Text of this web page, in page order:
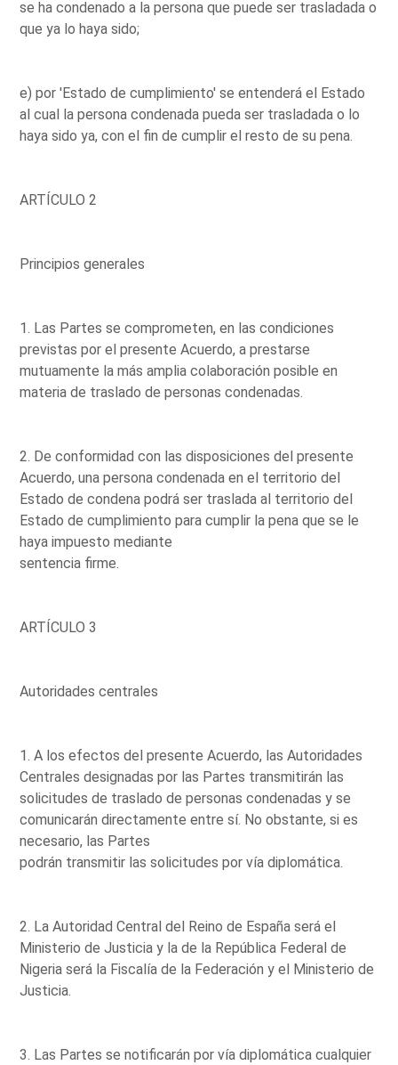
se ha condenado a la persona que puede ser trasladada o
que ya lo haya sido;
e) por 'Estado de cumplimiento' se entenderá el Estado
al cual la persona condenada pueda ser trasladada o lo
haya sido ya, con el fin de cumplir el resto de su pena.
ARTÍCULO 2
Principios generales
1. Las Partes se comprometen, en las condiciones
previstas por el presente Acuerdo, a prestarse
mutuamente la más amplia colaboración posible en
materia de traslado de personas condenadas.
2. De conformidad con las disposiciones del presente
Acuerdo, una persona condenada en el territorio del
Estado de condena podrá ser traslada al territorio del
Estado de cumplimiento para cumplir la pena que se le
haya impuesto mediante
sentencia firme.
ARTÍCULO 3
Autoridades centrales
1. A los efectos del presente Acuerdo, las Autoridades
Centrales designadas por las Partes transmitirán las
solicitudes de traslado de personas condenadas y se
comunicarán directamente entre sí. No obstante, si es
necesario, las Partes
podrán transmitir las solicitudes por vía diplomática.
2. La Autoridad Central del Reino de España será el
Ministerio de Justicia y la de la República Federal de
Nigeria será la Fiscalía de la Federación y el Ministerio de
Justicia.
3. Las Partes se notificarán por vía diplomática cualquier